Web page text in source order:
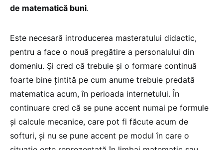
de matematică buni.
Este necesară introducerea masteratului didactic,
pentru a face o nouă pregătire a personalului din
domeniu. Și cred că trebuie și o formare continuă
foarte bine țintită pe cum anume trebuie predată
matematica acum, în perioada internetului. În
continuare cred că se pune accent numai pe formule
și calcule mecanice, care pot fi făcute acum de
softuri, și nu se pune accent pe modul în care o